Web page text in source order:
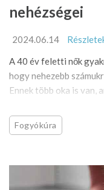
nehézségei
2024.06.14
A 40 év feletti nők
hogy nehezebb
Ennek több oka is van,
Fogyókúra